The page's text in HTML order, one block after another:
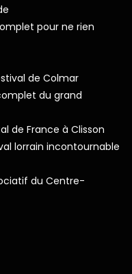
pour ne rien
de Colmar
du grand
de France à Clisson
lorrain incontournable
du Centre-